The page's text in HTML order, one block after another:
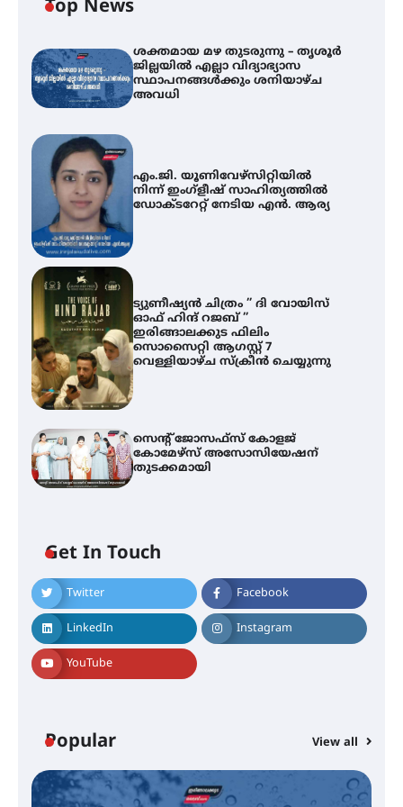
Top News
ശക്തമായ മഴ തുടരുന്നു – തൃശൂർ
ജില്ലയിൽ എല്ലാ വിദ്യാഭ്യാസ
സ്ഥാപനങ്ങൾക്കും ശനിയാഴ്ച
അവധി
എം.ജി. യൂണിവേഴ്‌സിറ്റിയിൽ
നിന്ന് ഇംഗ്ളീഷ് സാഹിത്യത്തിൽ
ഡോക്ടറേറ്റ് നേടിയ എൻ. ആര്യ
ട്യുണീഷ്യൻ ചിത്രം ” ദി വോയിസ്
ഓഫ് ഹിന്ദ് റജബ് ”
ഇരിങ്ങാലക്കുട ഫിലിം
സൊസൈറ്റി ആഗസ്റ്റ് 7
വെള്ളിയാഴ്ച സ്‌ക്രീൻ ചെയ്യുന്നു
സെന്റ് ജോസഫ്സ് കോളജ്
കോമേഴ്‌സ് അസോസിയേഷന്
തുടക്കമായി
Get In Touch
Twitter Facebook
LinkedIn Instagram
YouTube
Popular View all
എം.ജി. യൂണിവേഴ്‌സിറ്റിയിൽ നിന്ന്
ഇംഗ്ളീഷ് സാഹിത്യത്തിൽ
ഡോക്ടറേറ്റ് നേടിയ എൻ. ആര്യ
വെള്ളിയാഴ്ച സ്‌ക്രീൻ ചെയ്യുന്നു